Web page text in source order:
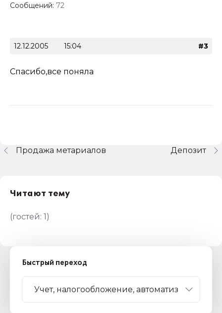
Сообщений: 72
12.12.2005 15:04 #3
Спасибо,все поняла
Депозит
Продажа метариалов
Читают тему
(гостей: 1)
Быстрый переход